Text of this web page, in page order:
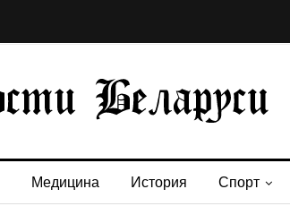
Медицина История Спорт